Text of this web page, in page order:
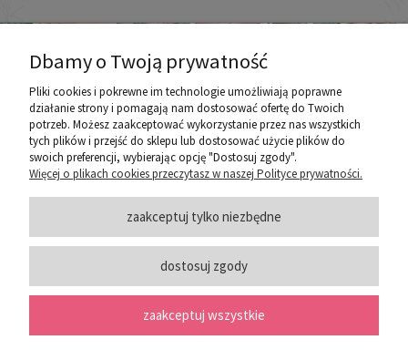
poznaj ROZEOGRODOWE.PL
ZASADY SPRZEDAŻY
PORADY
SOCIAL MEDIA
Dbamy o Twoją prywatność
Pliki cookies i pokrewne im technologie umożliwiają poprawne
działanie strony i pomagają nam dostosować ofertę do Twoich
potrzeb. Możesz zaakceptować wykorzystanie przez nas wszystkich
tych plików i przejść do sklepu lub dostosować użycie plików do
swoich preferencji, wybierając opcję "Dostosuj zgody".
Więcej o plikach cookies przeczytasz w naszej Polityce prywatności.
zaakceptuj tylko niezbędne
dostosuj zgody
zaakceptuj wszystkie